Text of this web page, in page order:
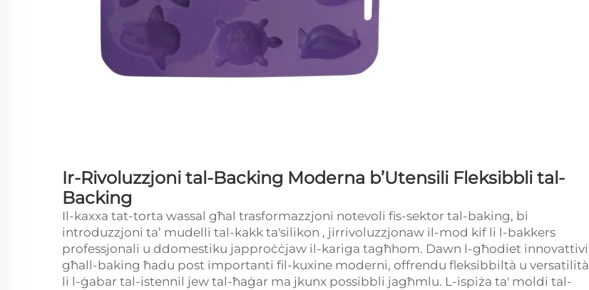
Ir-Rivoluzzjoni tal-Backing Moderna b’Utensili Fleksibbli tal-
Backing
Il-kaxxa tat-torta wassal għal trasformazzjoni notevoli fis-sektor tal-baking, bi
introduzzjoni ta’ mudelli tal-kakk ta'silikon , jirrivoluzzjonaw il-mod kif li l-bakkers
professjonali u ddomestiku japproċċjaw il-kariga tagħhom. Dawn l-għodiet innovattivi
għall-baking ħadu post importanti fil-kuxine moderni, offrendu fleksibbiltà u versatilità
li l-ġabar tal-istennil jew tal-ħaġar ma jkunx possibbli jagħmlu. L-ispiża ta' moldi tal-